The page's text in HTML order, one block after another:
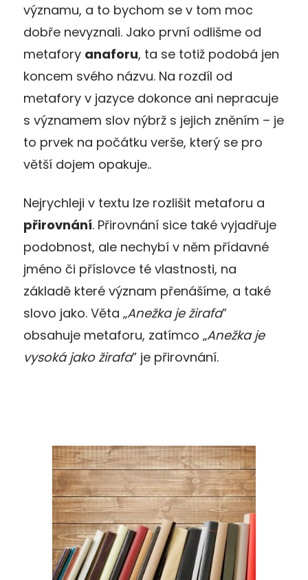
významu, a to bychom se v tom moc
dobře nevyznali. Jako první odlišme od
metafory anaforu, ta se totiž podobá jen
koncem svého názvu. Na rozdíl od
metafory v jazyce dokonce ani nepracuje
s významem slov nýbrž s jejich zněním – je
to prvek na počátku verše, který se pro
větší dojem opakuje..
Nejrychleji v textu lze rozlišit metaforu a
přirovnání. Přirovnání sice také vyjadřuje
podobnost, ale nechybí v něm přídavné
jméno či příslovce té vlastnosti, na
základě které význam přenášíme, a také
slovo jako. Věta „Anežka je žirafa”
obsahuje metaforu, zatímco „Anežka je
vysoká jako žirafa” je přirovnání.